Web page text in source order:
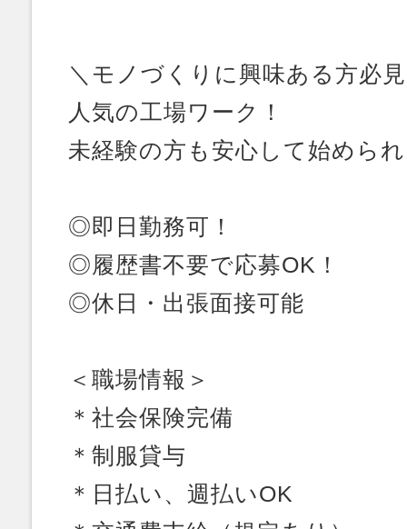
＼モノづくりに興味ある方必
人気の工場ワーク！
未経験の方も安心して始めら
◎即日勤務可！
◎履歴書不要で応募OK！
◎休日・出張面接可能
＜職場情報＞
＊社会保険完備
＊制服貸与
＊日払い、週払いOK